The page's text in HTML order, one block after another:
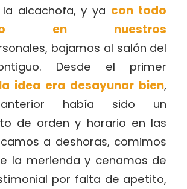
alcachofa, y ya con todo
en nuestros
bajamos al salón del
Desde el primer
la idea era desayunar bien,
había sido un
de orden y horario en las
a deshoras, comimos
la merienda y cenamos de
por falta de apetito,